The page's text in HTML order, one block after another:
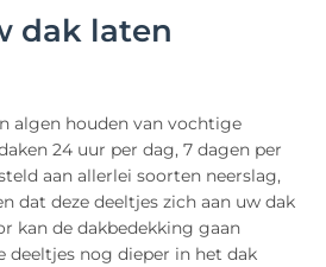
dak laten
algen houden van vochtige
24 uur per dag, 7 dagen per
aan allerlei soorten neerslag,
dat deze deeltjes zich aan uw dak
kan de dakbedekking gaan
deeltjes nog dieper in het dak